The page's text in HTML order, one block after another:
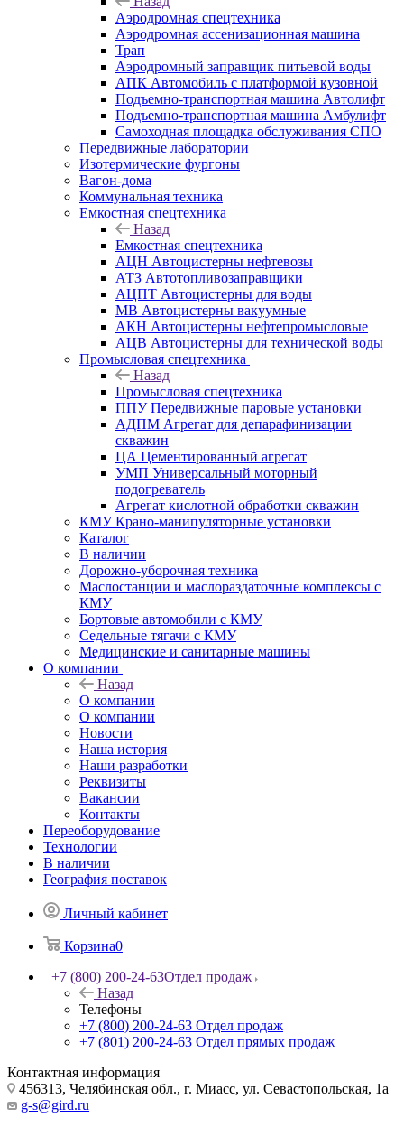
Аэродромная спецтехника
Аэродромная ассенизационная машина
Трап
Аэродромный заправщик питьевой воды
АПК Автомобиль с платформой кузовной
Подъемно-транспортная машина Автолифт
Подъемно-транспортная машина Амбулифт
Самоходная площадка обслуживания СПО
Передвижные лаборатории
Изотермические фургоны
Вагон-дома
Коммунальная техника
Емкостная спецтехника
Назад
Емкостная спецтехника
АЦН Автоцистерны нефтевозы
АТЗ Автотопливозаправщики
АЦПТ Автоцистерны для воды
МВ Автоцистерны вакуумные
АКН Автоцистерны нефтепромысловые
АЦВ Автоцистерны для технической воды
Промысловая спецтехника
Назад
Промысловая спецтехника
ППУ Передвижные паровые установки
АДПМ Агрегат для депарафинизации
скважин
ЦА Цементированный агрегат
УМП Универсальный моторный
подогреватель
Агрегат кислотной обработки скважин
КМУ Крано-манипуляторные установки
Каталог
В наличии
Дорожно-уборочная техника
Маслостанции и маслораздаточные комплексы с
КМУ
Бортовые автомобили с КМУ
Седельные тягачи с КМУ
Медицинские и санитарные машины
О компании
Назад
О компании
О компании
Новости
Наша история
Наши разработки
Реквизиты
Вакансии
Контакты
Переоборудование
Технологии
В наличии
География поставок
Личный кабинет
Корзина0
+7 (800) 200-24-63Отдел продаж
Назад
Телефоны
+7 (800) 200-24-63 Отдел продаж
+7 (801) 200-24-63 Отдел прямых продаж
Контактная информация
456313, Челябинская обл., г. Миасс, ул. Севастопольская, 1а
g-s@gird.ru